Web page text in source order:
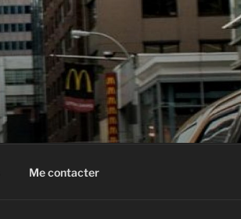
Me contacter